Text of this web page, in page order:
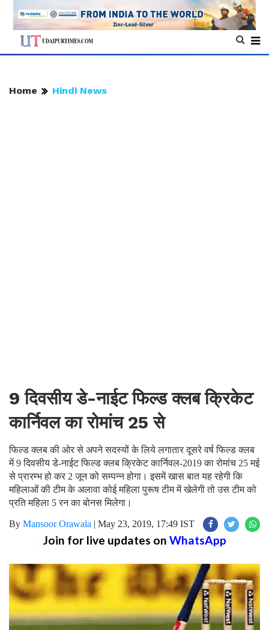
Home Hindi News
9 दिवसीय डे-नाईट फिल्ड क्लब क्रिकेट
कार्निवल का रोमांच 25 से
फिल्ड क्लब की ओर से अपने सदस्यों के लिये लगातार दूसरे वर्ष फिल्ड क्लब
में 9 दिवसीय डे-नाईट फिल्ड क्लब क्रिकेट कार्निवल-2019 का रोमांच 25 मई
से प्रारम्भ हो कर 2 जून को सम्पन्न होगा। इसमें खास बात यह रहेगी कि
महिलाओं की टीम के अलावा कोई महिला पुरूष टीम में खेलेगी तो उस टीम को
प्रति महिला 5 रन का बोनस मिलेगा।
By Mansoor Orawala | May 23, 2019, 17:49 IST
Join for live updates on WhatsApp